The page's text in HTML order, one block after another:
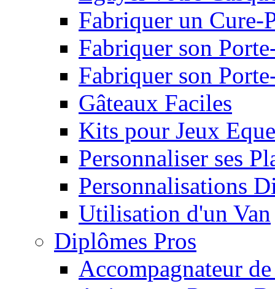
Fabriquer un Cure-
Fabriquer son
Fabriquer son
Gâteaux Faciles
Kits pour Jeux
Personnaliser ses
Personnalisations
Utilisation d'un Van
Diplômes Pros
Accompagnateur